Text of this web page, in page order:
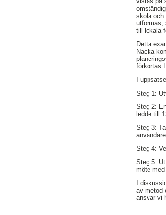
skola och
utformas,
till lokala
Detta
Nacka
förkortas
I
Steg 1:
Steg 2:
ledde till
Steg 3:
Steg 4:
Steg 5:
möte
I
av metod
ansvar vi